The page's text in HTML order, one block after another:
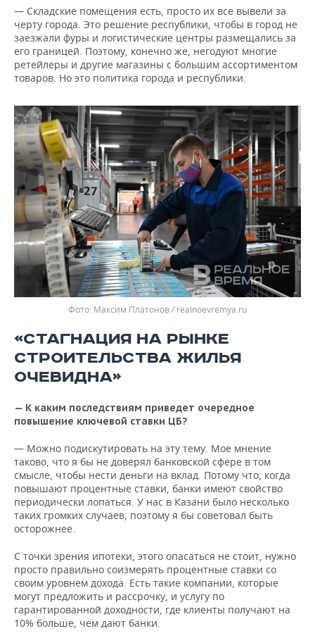
— Складские помещения есть, просто их все вывели за
черту города. Это решение республики, чтобы в город не
заезжали фуры и логистические центры размещались за
его границей. Поэтому, конечно же, негодуют многие
ретейлеры и другие магазины с большим ассортиментом
товаров. Но это политика города и республики.
Максим Платонов / realnoevremya.ru
«СТАГНАЦИЯ НА РЫНКЕ
СТРОИТЕЛЬСТВА ЖИЛЬЯ
ОЧЕВИДНА»
— К каким последствиям приведет очередное
повышение ключевой ставки ЦБ?
— Можно подискутировать на эту тему. Мое мнение
таково, что я бы не доверял банковской сфере в том
смысле, чтобы нести деньги на вклад. Потому что, когда
повышают процентные ставки, банки имеют свойство
периодически лопаться. У нас в Казани было несколько
таких громких случаев, поэтому я бы советовал быть
осторожнее.
С точки зрения ипотеки, этого опасаться не стоит, нужно
просто правильно соизмерять процентные ставки со
своим уровнем дохода. Есть такие компании, которые
могут предложить и рассрочку, и услугу по
гарантированной доходности, где клиенты получают на
10% больше, чем дают банки.